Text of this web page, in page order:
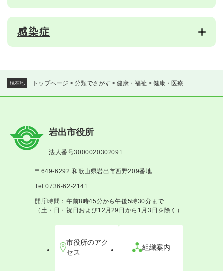
現在地 トップページ > 分類でさがす > 健康・福祉 > 健康・医療
感染症
岩出市役所
法人番号3000020302091
〒649-6292 和歌山県岩出市西野209番地
Tel:0736-62-2141
開庁時間：午前8時45分から午後5時30分まで
（土・日・祝日および12月29日から1月3日を除く）
市役所のアク
セス
組織案内